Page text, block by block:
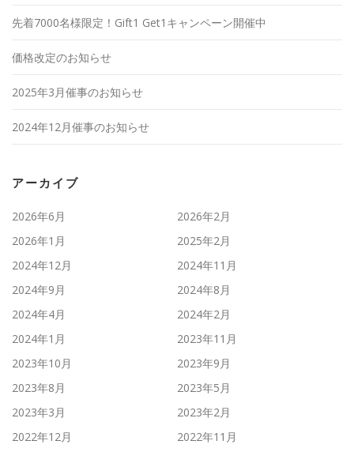
先着7000名様限定！Gift1 Get1キャンペーン開催中
価格改定のお知らせ
2025年3月催事のお知らせ
2024年12月催事のお知らせ
アーカイブ
2026年6月
2026年2月
2026年1月
2025年2月
2024年12月
2024年11月
2024年9月
2024年8月
2024年4月
2024年2月
2024年1月
2023年11月
2023年10月
2023年9月
2023年8月
2023年5月
2023年3月
2023年2月
2022年12月
2022年11月